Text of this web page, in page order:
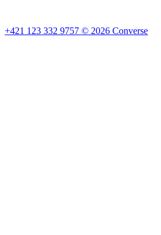
+421 123 332 9757 © 2026 Converse